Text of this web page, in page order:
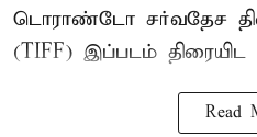
டொராண்டோ சர்வதேச
(TIFF) இப்படம் திரையிட
Read